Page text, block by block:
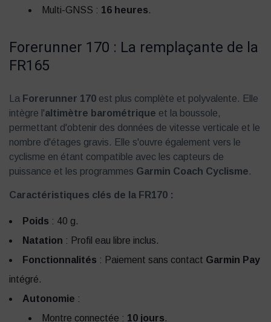
Multi-GNSS : 16 heures.
Forerunner 170 : La remplaçante de la
FR165
La Forerunner 170 est plus complète et polyvalente. Elle
intègre l'altimètre barométrique et la boussole,
permettant d'obtenir des données de vitesse verticale et le
nombre d'étages gravis. Elle s'ouvre également vers le
cyclisme en étant compatible avec les capteurs de
puissance et les programmes Garmin Coach Cyclisme.
Caractéristiques clés de la FR170 :
Poids : 40 g.
Natation : Profil eau libre inclus.
Fonctionnalités : Paiement sans contact Garmin Pay
intégré.
Autonomie :
Montre connectée : 10 jours.